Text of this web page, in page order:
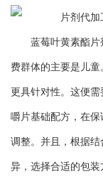
蓝莓叶黄素酯片
费群体的主要是儿
更具针对性。这便
嚼片基础配方，在
调整。并且，根据
异，选择合适的包装